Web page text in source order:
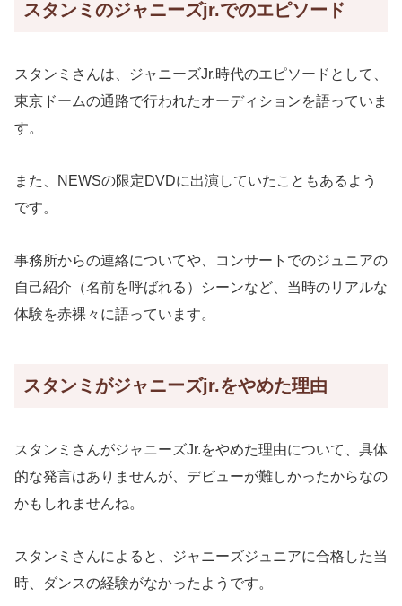
スタンミのジャニーズjr.でのエピソード
スタンミさんは、ジャニーズJr.時代のエピソードとして、
東京ドームの通路で行われたオーディションを語っていま
す。
また、NEWSの限定DVDに出演していたこともあるよう
です。
事務所からの連絡についてや、コンサートでのジュニアの
自己紹介（名前を呼ばれる）シーンなど、当時のリアルな
体験を赤裸々に語っています。
スタンミがジャニーズjr.をやめた理由
スタンミさんがジャニーズJr.をやめた理由について、具体
的な発言はありませんが、デビューが難しかったからなの
かもしれませんね。
スタンミさんによると、ジャニーズジュニアに合格した当
時、ダンスの経験がなかったようです。